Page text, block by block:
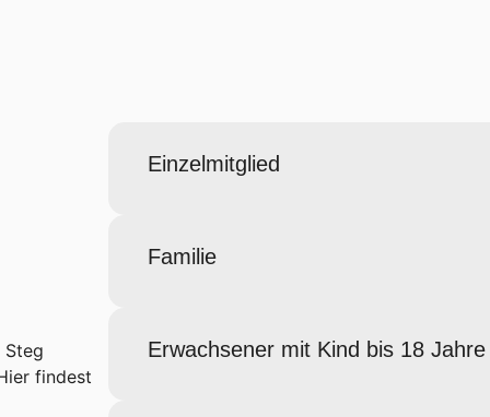
Steg
findest
Einzelmitglied
Familie
Erwachsener mit Kind bis 18 Jahre